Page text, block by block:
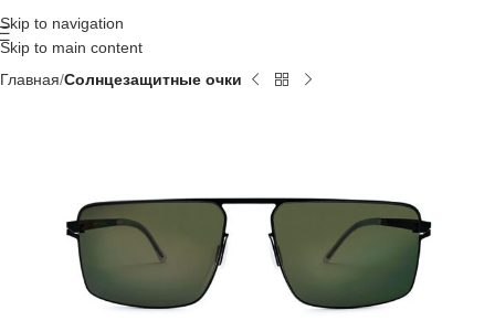
Skip to navigation
Skip to main content
Главная Солнцезащитные очки